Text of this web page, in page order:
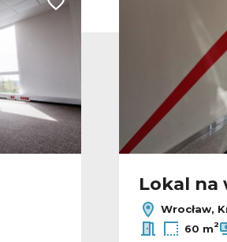
Dodaj do ulubionych
Lokal na
Wrocław,
60 m2